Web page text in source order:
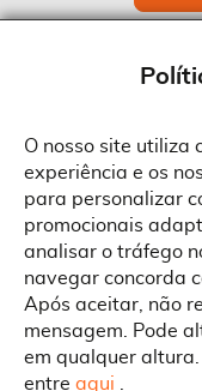
O nosso site utiliza
experiência e os
para personalizar
promocionais
analisar o tráfego
navegar concorda
Após aceitar, não
mensagem. Pode
em qualquer
entre aqui
Sobre a Suprides
Quem Somos
Informações
Termos e Condições
Condições Gerais
Serviço Pós-Venda
Contactos
Morada
Rua
Política de Cookies
Ao aceitar a política de
que a utilização de
apresentação de serviços
alterar as suas definições